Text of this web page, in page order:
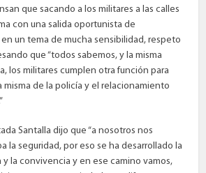
que sacando a los militares a las calles
con una salida oportunista de
un tema de mucha sensibilidad, respeto
que “todos sabemos, y la misma
los militares cumplen otra función para
misma de la policía y el relacionamiento
Santalla dijo que “a nosotros nos
la seguridad, por eso se ha desarrollado la
y la convivencia y en ese camino vamos,